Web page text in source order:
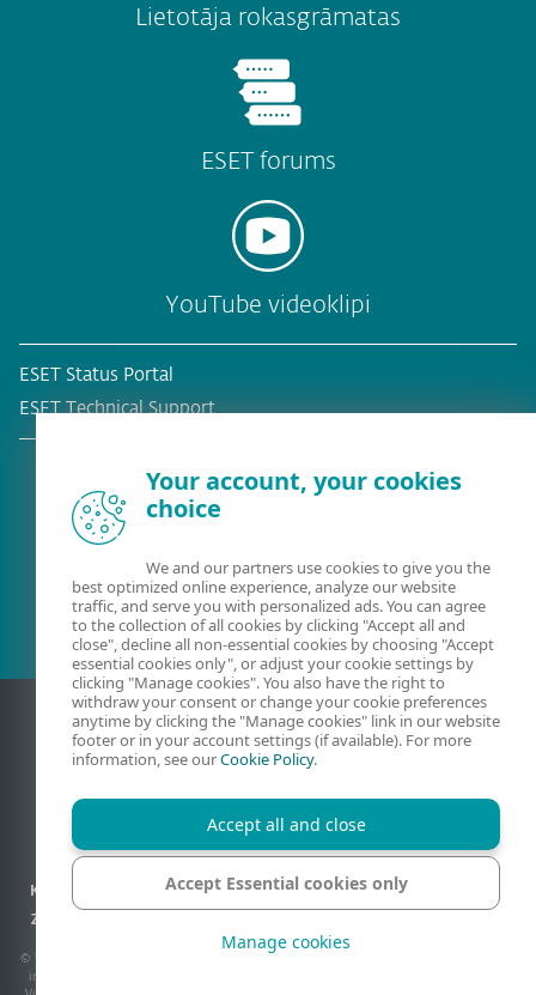
Lietotāja rokasgrāmatas
ESET forums
YouTube videoklipi
ESET Status Portal
ESET Technical Support
Esošais klients?
Kontaktinformācija Konfidencialitāte
Juridiskā informācija
Ziņot par ievainojamībām
© 1992 - 2026 ESET, spol. s r.o. - Visas tiesības paturētas. Šeit izmantotās preču zīmes
ir ESET, spol. s r.o. vai ESET North America preču zīmes vai reģistrētas preču zīmes.
Your account, your cookies
choice
We and our partners use cookies to give you the
best optimized online experience, analyze our website
traffic, and serve you with personalized ads. You can agree
to the collection of all cookies by clicking "Accept all and
close", decline all non-essential cookies by choosing "Accept
essential cookies only", or adjust your cookie settings by
clicking "Manage cookies". You also have the right to
withdraw your consent or change your cookie preferences
anytime by clicking the "Manage cookies" link in our website
footer or in your account settings (if available). For more
information, see ourCookie Policy.
Accept all and close
Accept Essential cookies only
Manage cookies